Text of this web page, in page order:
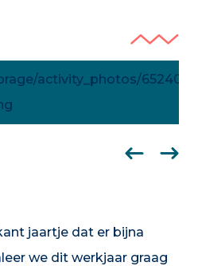
jaartje dat er bijna
we dit werkjaar graag